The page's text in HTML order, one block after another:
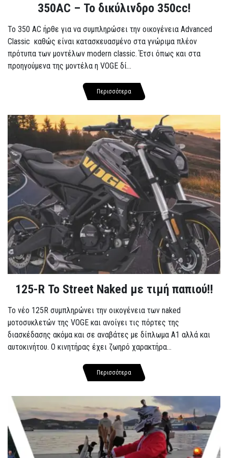
350AC – Το δικύλινδρο 350cc!
To 350 AC ήρθε για να συμπληρώσει την οικογένεια Advanced
Classic καθώς είναι κατασκευασμένο στα γνώριμα πλέον
πρότυπα των μοντέλων modern classic. Έτσι όπως και στα
προηγούμενα της μοντέλα η VOGE δί...
Περισσότερα
125-R Το Street Naked με τιμή παπιού!!
Το νέο 125R συμπληρώνει την οικογένεια των naked
μοτοσυκλετών της VOGE και ανοίγει τις πόρτες της
διασκέδασης ακόμα και σε αναβάτες με δίπλωμα A1 αλλά και
αυτοκινήτου. Ο κινητήρας έχει ζωηρό χαρακτήρα...
Περισσότερα